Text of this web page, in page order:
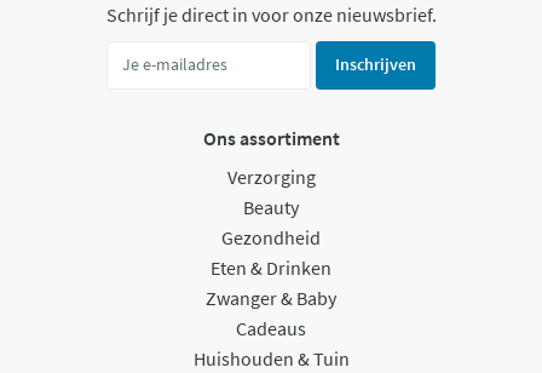
Schrijf je direct in voor onze nieuwsbrief.
Inschrijven
Ons assortiment
Verzorging
Beauty
Gezondheid
Eten & Drinken
Zwanger & Baby
Cadeaus
Huishouden & Tuin